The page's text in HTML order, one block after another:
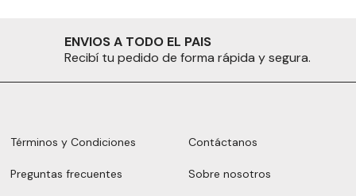
ENVIOS A TODO EL PAIS
Recibí tu pedido de forma rápida y segura.
Términos y Condiciones
Preguntas frecuentes
Contáctanos
Sobre nosotros